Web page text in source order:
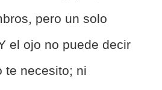
pero un solo
el ojo no puede decir
te necesito; ni